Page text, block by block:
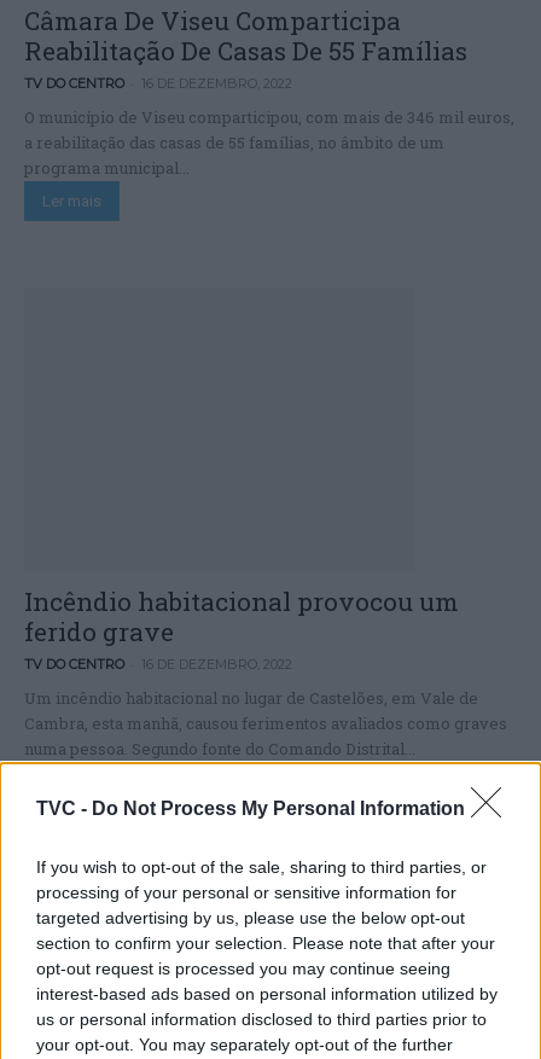
TVC - Do Not Process My Personal Information
If you wish to opt-out of the sale, sharing to third parties, or
processing of your personal or sensitive information for
targeted advertising by us, please use the below opt-out
section to confirm your selection. Please note that after your
opt-out request is processed you may continue seeing
interest-based ads based on personal information utilized by
us or personal information disclosed to third parties prior to
your opt-out. You may separately opt-out of the further
Câmara De Viseu Comparticipa
Reabilitação De Casas De 55 Famílias
TV DO CENTRO 16 DE DEZEMBRO, 2022
O município de Viseu comparticipou, com mais de 346 mil euros,
a reabilitação das casas de 55 famílias, no âmbito de um
programa municipal...
Ler mais
Incêndio habitacional provocou um
ferido grave
TV DO CENTRO 16 DE DEZEMBRO, 2022
Um incêndio habitacional no lugar de Castelões, em Vale de
Cambra, esta manhã, causou ferimentos avaliados como graves
numa pessoa. Segundo fonte do Comando Distrital...